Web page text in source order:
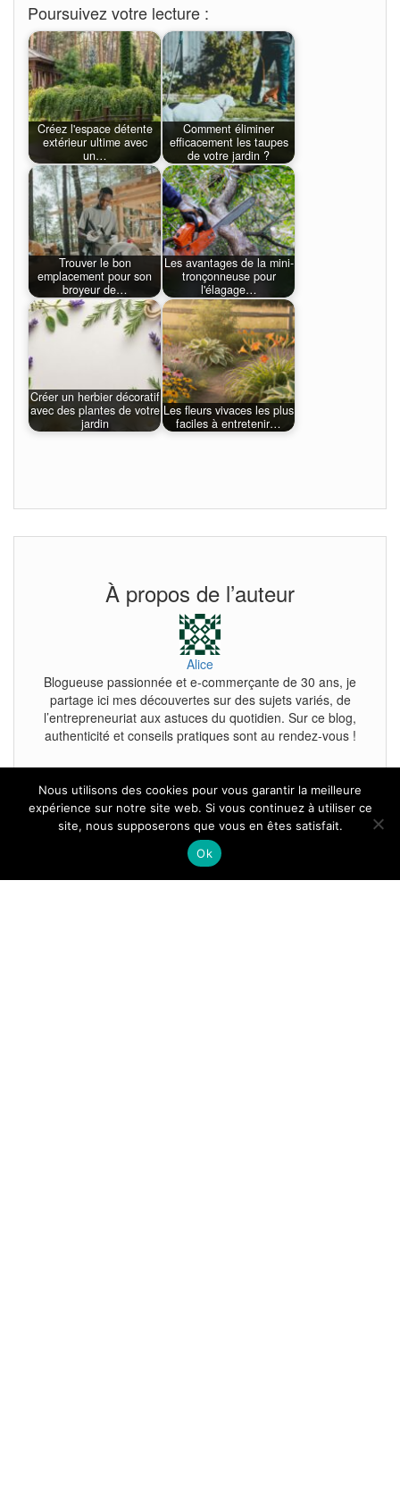
Poursuivez votre lecture :
Créez l'espace détente
extérieur ultime avec
un…
Comment éliminer
efficacement les taupes
de votre jardin ?
Trouver le bon
emplacement pour son
broyeur de…
Les avantages de la mini-
tronçonneuse pour
l'élagage…
Créer un herbier décoratif
avec des plantes de votre
jardin
Les fleurs vivaces les plus
faciles à entretenir…
À propos de l’auteur
Alice
Blogueuse passionnée et e-commerçante de 30 ans, je
partage ici mes découvertes sur des sujets variés, de
l’entrepreneuriat aux astuces du quotidien. Sur ce blog,
authenticité et conseils pratiques sont au rendez-vous !
Tous droits reservés.
Nous utilisons des cookies pour vous garantir la meilleure
expérience sur notre site web. Si vous continuez à utiliser ce
site, nous supposerons que vous en êtes satisfait.
Ok